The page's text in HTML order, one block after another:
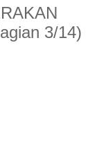
3/14)